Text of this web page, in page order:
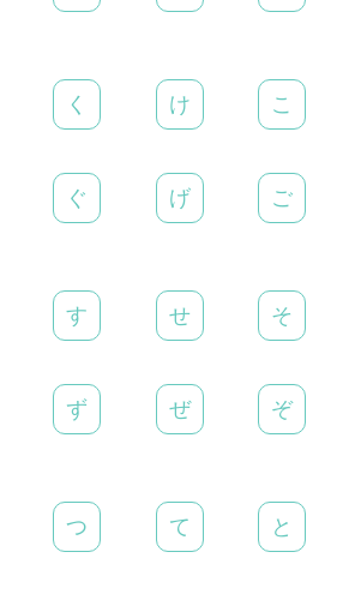
く け こ
ぐ げ ご
す せ そ
ず ぜ ぞ
つ て と